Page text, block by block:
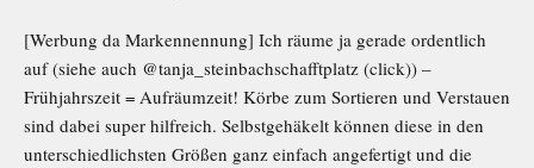
[Werbung da Markennennung] Ich räume ja gerade ordentlich
auf (siehe auch @tanja_steinbachschafftplatz (click)) –
Frühjahrszeit = Aufräumzeit! Körbe zum Sortieren und Verstauen
sind dabei super hilfreich. Selbstgehäkelt können diese in den
unterschiedlichsten Größen ganz einfach angefertigt und die